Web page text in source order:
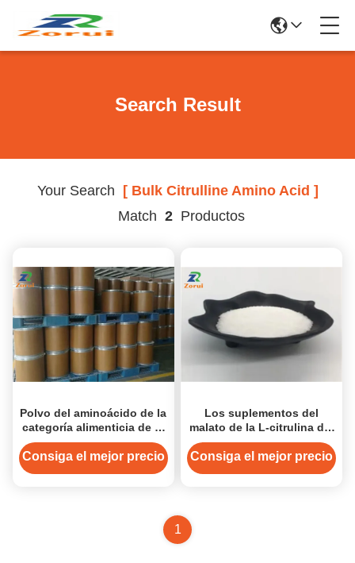
Search Result
Your Search [ Bulk Citrulline Amino Acid ]
Match 2 Productos
Polvo del aminoácido de la
categoría alimenticia de la
L-citrulina CAS 372-75-8
para los productos del
suplemento de la nutrición
Consiga el mejor precio
Los suplementos del
malato de la L-citrulina del
99% pulverizan CAS 372-
75-8
Consiga el mejor precio
1